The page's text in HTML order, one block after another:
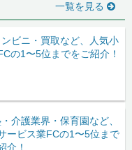
一覧を見る
ンビニ・買取など、人気小
の1〜5位までをご紹介！
介護業界・保育園など、
ービス業FCの1〜5位まで
介！